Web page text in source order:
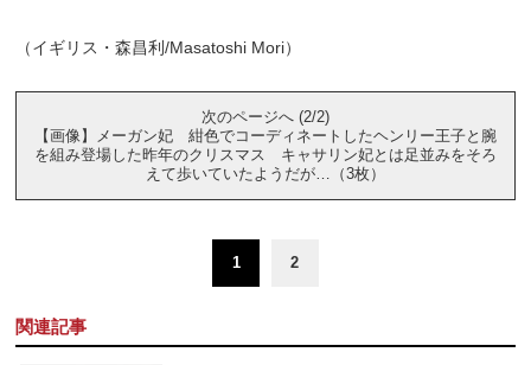
（イギリス・森昌利/Masatoshi Mori）
次のページへ (2/2)
【画像】メーガン妃 紺色でコーディネートしたヘンリー王子と腕
を組み登場した昨年のクリスマス キャサリン妃とは足並みをそろ
えて歩いていたようだが…（3枚）
1 2
関連記事